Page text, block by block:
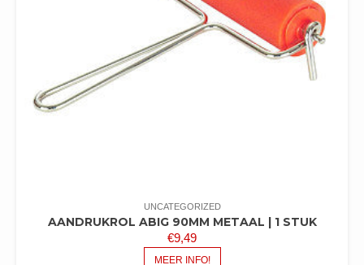
UNCATEGORIZED
AANDRUKROL ABIG 90MM METAAL | 1 STUK
€9,49
MEER INFO!